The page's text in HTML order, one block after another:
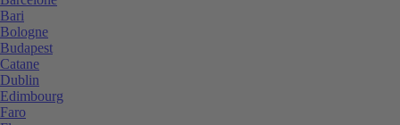
Bari
Bologne
Budapest
Catane
Dublin
Edimbourg
Faro